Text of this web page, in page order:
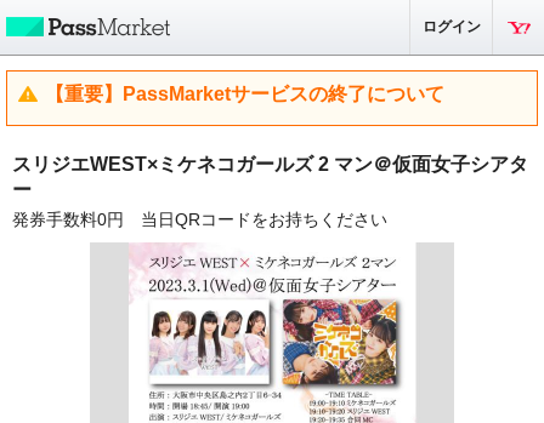
ログイン
【重要】PassMarketサービスの終了について
スリジエWEST×ミケネコガールズ 2 マン＠仮面女子シアタ
ー
発券手数料0円 当日QRコードをお持ちください